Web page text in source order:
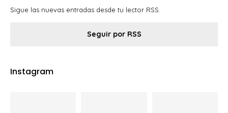
Sigue las nuevas entradas desde tu lector RSS.
Seguir por RSS
Instagram